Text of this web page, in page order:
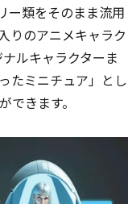
ー類をそのまま流用
りのアニメキャラク
ルキャラクターま
たミニチュア」とし
きます。